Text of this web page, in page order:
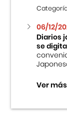
06/12/
Diarios
se
Ver más